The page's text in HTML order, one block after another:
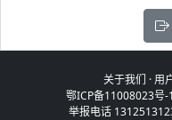
关于我们 ·用
鄂ICP备11008023号-1
举报电话